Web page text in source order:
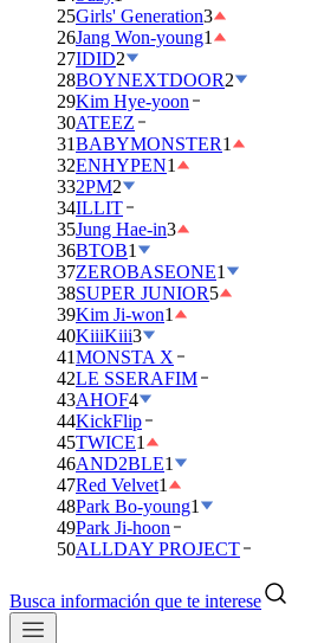
25Girls' Generation3
26Jang Won-young1
27IDID2
28BOYNEXTDOOR2
29Kim Hye-yoon
30ATEEZ
31BABYMONSTER1
32ENHYPEN1
332PM2
34ILLIT
35Jung Hae-in3
36BTOB1
37ZEROBASEONE1
38SUPER JUNIOR5
39Kim Ji-won1
40KiiiKiii3
41MONSTA X
42LE SSERAFIM
43AHOF4
44KickFlip
45TWICE1
46AND2BLE1
47Red Velvet1
48Park Bo-young1
49Park Ji-hoon
50ALLDAY PROJECT
Busca información que te interese